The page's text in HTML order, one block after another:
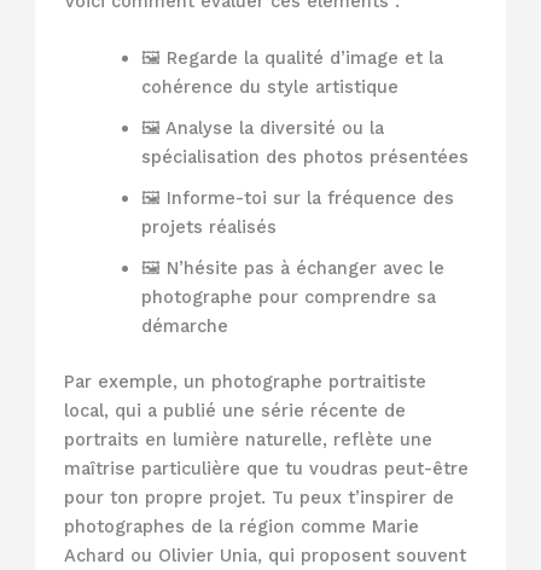
🖼️ Regarde la qualité d’image et la
cohérence du style artistique
🖼️ Analyse la diversité ou la
spécialisation des photos présentées
🖼️ Informe-toi sur la fréquence des
projets réalisés
🖼️ N’hésite pas à échanger avec le
photographe pour comprendre sa
démarche
Par exemple, un photographe portraitiste
local, qui a publié une série récente de
portraits en lumière naturelle, reflète une
maîtrise particulière que tu voudras peut-être
pour ton propre projet. Tu peux t’inspirer de
photographes de la région comme Marie
Achard ou Olivier Unia, qui proposent souvent